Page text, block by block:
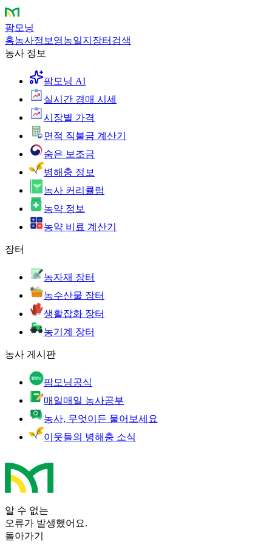
팜모닝
홈농사정보 영농일지 장터 검색
농사 정보
팜모닝 AI
실시간 경매 시세
시장별 가격
면적 직불금 계산기
숨은 보조금
병해충 정보
농사 커리큘럼
농약 정보
농약 비료 계산기
장터
농자재 장터
농수산물 장터
생활잡화 장터
농기계 장터
농사 게시판
팜모닝공식
매일매일 농사공부
농사, 무엇이든 물어보세요
이웃들의 병해충 소식
알 수 없는
오류가 발생했어요.
돌아가기